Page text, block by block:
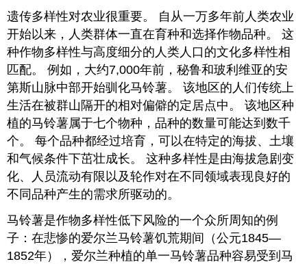
遗传多样性对农业很重要。 自从一万多年前人类农业
开始以来，人类群体一直在育种和选择作物品种。 这
种作物多样性与高度细分的人类人口的文化多样性相
匹配。 例如，大约7,000年前，秘鲁和玻利维亚的安
第斯山脉中部开始驯化马铃薯。 该地区的人们传统上
生活在被群山隔开的相对偏僻的定居点中。 该地区种
植的马铃薯属于七个物种，品种的数量可能达到数千
个。 每个品种都经过培育，可以在特定的海拔、土壤
和气候条件下茁壮成长。 这种多样性是由海拔急剧变
化、人员流动有限以及轮作对在不同领域表现良好的
不同品种产生的需求所驱动的。
马铃薯是作物多样性低下风险的一个众所周知的例
子：在悲惨的爱尔兰马铃薯饥荒期间（公元1845—
1852年），爱尔兰种植的单一马铃薯品种容易受到马